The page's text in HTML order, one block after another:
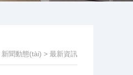
新聞動態(tài) > 最新資訊